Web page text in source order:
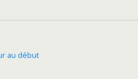
au début